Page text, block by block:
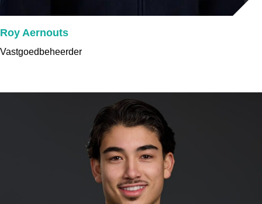
Roy Aernouts
Vastgoedbeheerder